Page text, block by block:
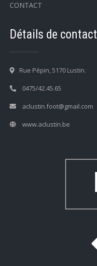
CONTACT
Détails de contact
Rue Pépin, 5170 Lustin.
0475/42.45.65
aclustin.foot@gmail.com
www.aclustin.be